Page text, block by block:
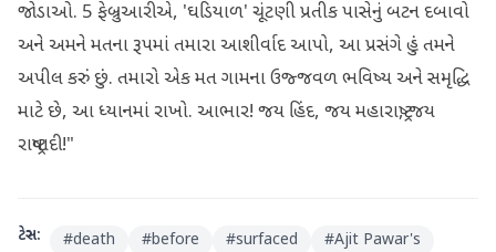
જોડાઓ. 5 ફેબ્રુઆરીએ, 'ઘડિયાળ' ચૂંટણી પ્રતીક પાસેનું બટન દબાવો
અને અમને મતના રૂપમાં તમારા આશીર્વાદ આપો, આ પ્રસંગે હું તમને
અપીલ કરું છું. તમારો એક મત ગામના ઉજ્જવળ ભવિષ્ય અને સમૃદ્ધિ
માટે છે, આ ધ્યાનમાં રાખો. આભાર! જય હિંદ, જય મહારાષ્ટ્ર, જય
રાષ્ટ્રવાદી!"
ટેગ્સ: #death #before #surfaced #Ajit Pawar's